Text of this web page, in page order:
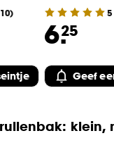
10) 5
6.25
Geef
klein,